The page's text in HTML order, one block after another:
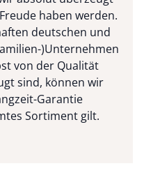
haben werden.
deutschen und
)Unternehmen
von der Qualität
sind, können wir
Garantie
Sortiment gilt.